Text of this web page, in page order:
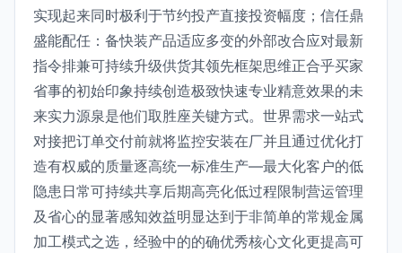
实现起来同时极利于节约投产直接投资幅度；信任鼎
盛能配任：备快装产品适应多变的外部改合应对最新
指令排兼可持续升级供货其领先框架思维正合乎买家
省事的初始印象持续创造极致快速专业精意效果的未
来实力源泉是他们取胜座关键方式。世界需求一站式
对接把订单交付前就将监控安装在厂并且通过优化打
造有权威的质量逐高统一标准生产—最大化客户的低
隐患日常可持续共享后期高亮化低过程限制营运管理
及省心的显著感知效益明显达到于非简单的常规金属
加工模式之选，经验中的的确优秀核心文化更提高可